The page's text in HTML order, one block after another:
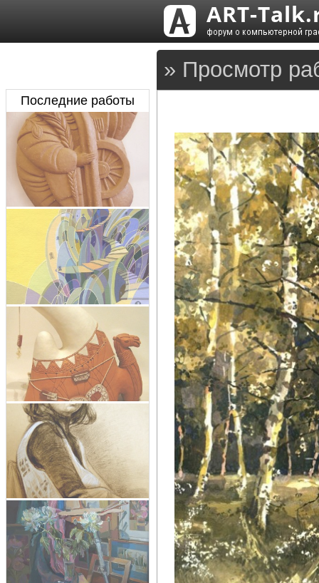
» Просмотр
Последние работы